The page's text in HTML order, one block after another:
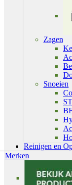
Zagen
Snoeien
Reinigen en
Merken